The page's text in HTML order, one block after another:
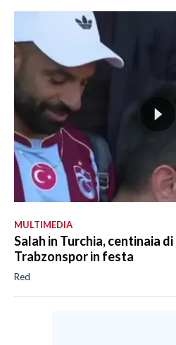
MULTIMEDIA
Salah in Turchia, centinaia
Trabzonspor in festa
Red